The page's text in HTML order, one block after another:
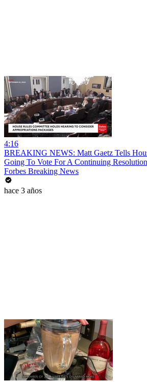
4:16
BREAKING NEWS: Matt Gaetz Tells
Going To Vote For A Continuing
Forbes Breaking News
hace 3 años